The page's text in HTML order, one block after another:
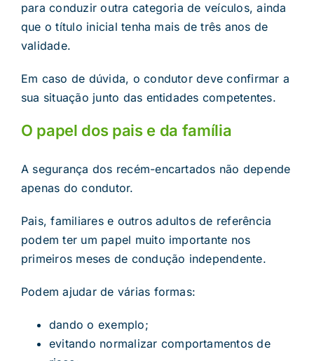
para conduzir outra categoria de veículos, ainda
que o título inicial tenha mais de três anos de
validade.
Em caso de dúvida, o condutor deve confirmar a
sua situação junto das entidades competentes.
O papel dos pais e da família
A segurança dos recém-encartados não depende
apenas do condutor.
Pais, familiares e outros adultos de referência
podem ter um papel muito importante nos
primeiros meses de condução independente.
Podem ajudar de várias formas:
dando o exemplo;
evitando normalizar comportamentos de